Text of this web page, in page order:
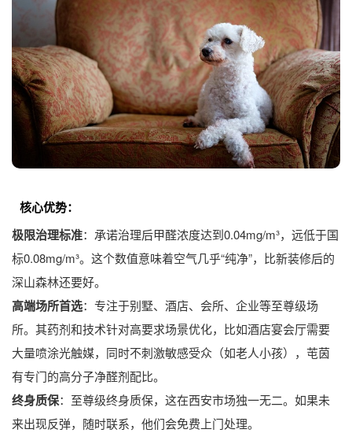
核心优势：
极限治理标准：承诺治理后甲醛浓度达到0.04mg/m³，远低于国
标0.08mg/m³。这个数值意味着空气几乎“纯净”，比新装修后的
深山森林还要好。
高端场所首选：专注于别墅、酒店、会所、企业等至尊级场
所。其药剂和技术针对高要求场景优化，比如酒店宴会厅需要
大量喷涂光触媒，同时不刺激敏感受众（如老人小孩），芚茵
有专门的高分子净醛剂配比。
终身质保：至尊级终身质保，这在西安市场独一无二。如果未
来出现反弹，随时联系，他们会免费上门处理。